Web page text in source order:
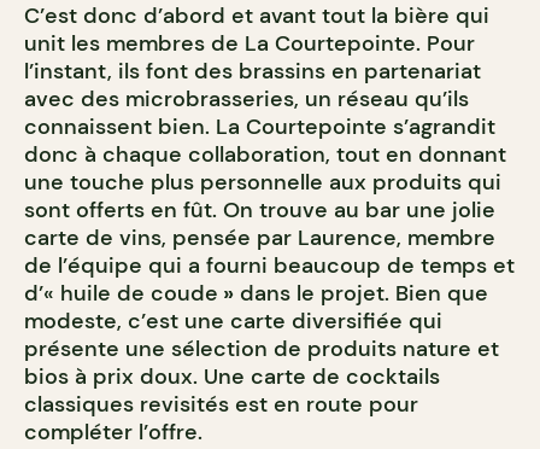
C’est donc d’abord et avant tout la bière qui
unit les membres de La Courtepointe. Pour
l’instant, ils font des brassins en partenariat
avec des microbrasseries, un réseau qu’ils
connaissent bien. La Courtepointe s’agrandit
donc à chaque collaboration, tout en donnant
une touche plus personnelle aux produits qui
sont offerts en fût. On trouve au bar une jolie
carte de vins, pensée par Laurence, membre
de l’équipe qui a fourni beaucoup de temps et
d’« huile de coude » dans le projet. Bien que
modeste, c’est une carte diversifiée qui
présente une sélection de produits nature et
bios à prix doux. Une carte de cocktails
classiques revisités est en route pour
compléter l’offre.